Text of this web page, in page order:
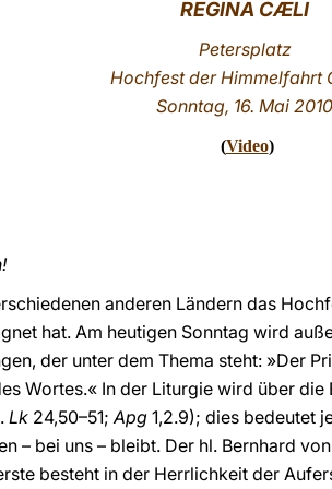
REGINA CÆLI
Petersplatz
Hochfest der Himmelfahrt
Sonntag, 16. Mai 2010
(Video)
anderen Ländern das
hat. Am heutigen Sonntag wird
der unter dem Thema steht: »Der
Wortes.« In der Liturgie wird über
Lk 24,50–51;Apg 1,2.9); dies bedeutet
– bei uns – bleibt. Der hl. Bernhard
besteht in der Herrlichkeit der